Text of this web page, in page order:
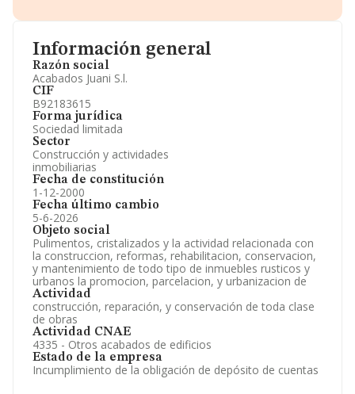
Información general
Razón social
Acabados Juani S.l.
CIF
B92183615
Forma jurídica
Sociedad limitada
Sector
Construcción y actividades
inmobiliarias
Fecha de constitución
1-12-2000
Fecha último cambio
5-6-2026
Objeto social
Pulimentos, cristalizados y la actividad relacionada con
la construccion, reformas, rehabilitacion, conservacion,
y mantenimiento de todo tipo de inmuebles rusticos y
urbanos la promocion, parcelacion, y urbanizacion de
Actividad
construcción, reparación, y conservación de toda clase
de obras
Actividad CNAE
4335 - Otros acabados de edificios
Estado de la empresa
Incumplimiento de la obligación de depósito de cuentas
Información oficial y registral complementaria.